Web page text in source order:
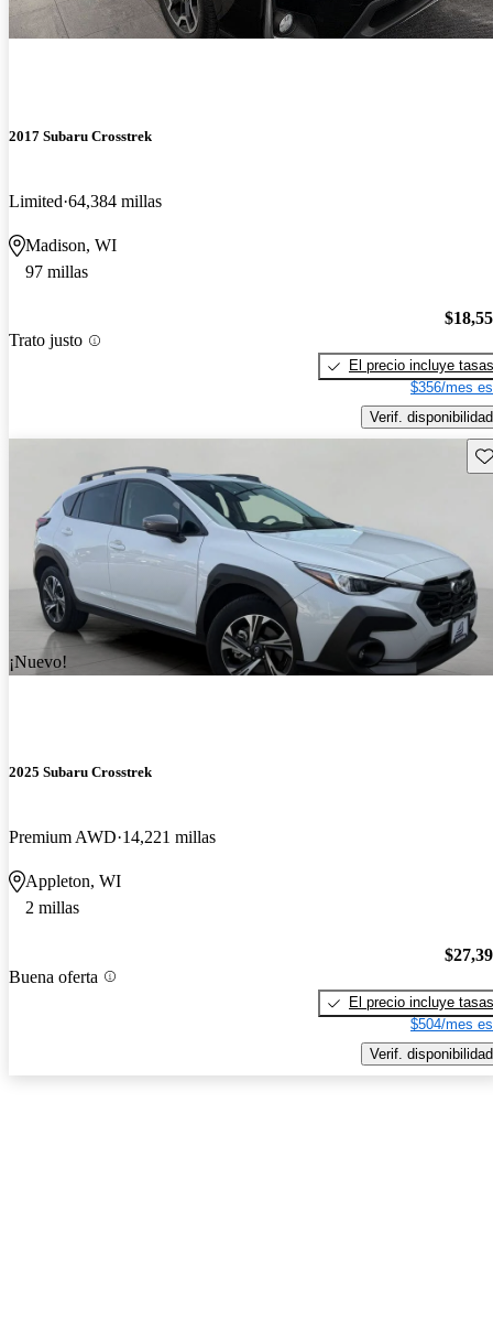
2017 Subaru Crosstrek
Limited 64,384 millas
Madison, WI
97 millas
Trato justo
El precio incluye tasas
$356/mes
Verif. disponibilidad
¡Nuevo!
2025 Subaru Crosstrek
Premium AWD 14,221 millas
Appleton, WI
2 millas
Buena oferta
El precio incluye tasas
$504/mes
Verif. disponibilidad